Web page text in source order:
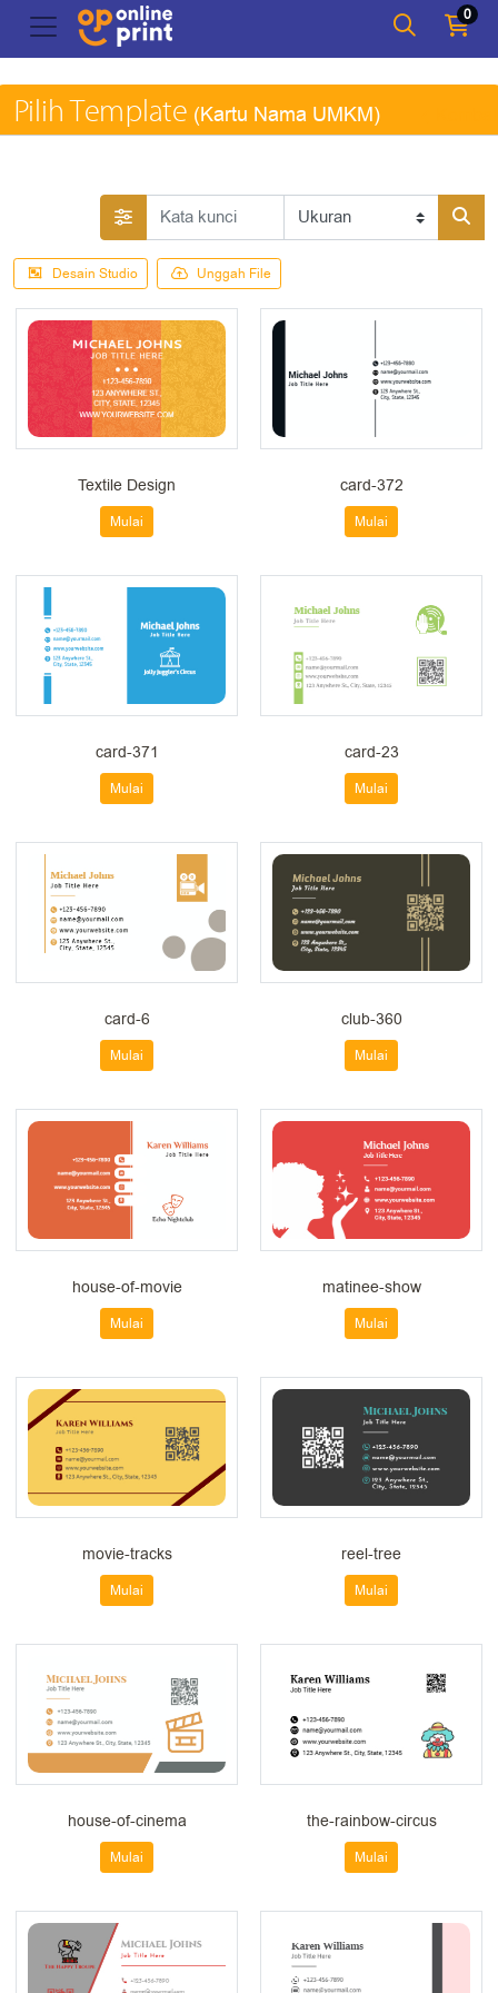
0
Pilih Template (Kartu Nama UMKM)
Desain Studio Unggah File
Textile Design
Mulai
card-372
Mulai
card-371
Mulai
card-23
Mulai
card-6
Mulai
club-360
Mulai
house-of-movie
Mulai
matinee-show
Mulai
movie-tracks
Mulai
reel-tree
Mulai
house-of-cinema
Mulai
the-rainbow-circus
Mulai